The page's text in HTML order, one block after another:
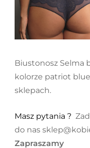
Biustonosz Selma
kolorze patriot
sklepach.
Masz pytania ?
do nas
Zapraszamy